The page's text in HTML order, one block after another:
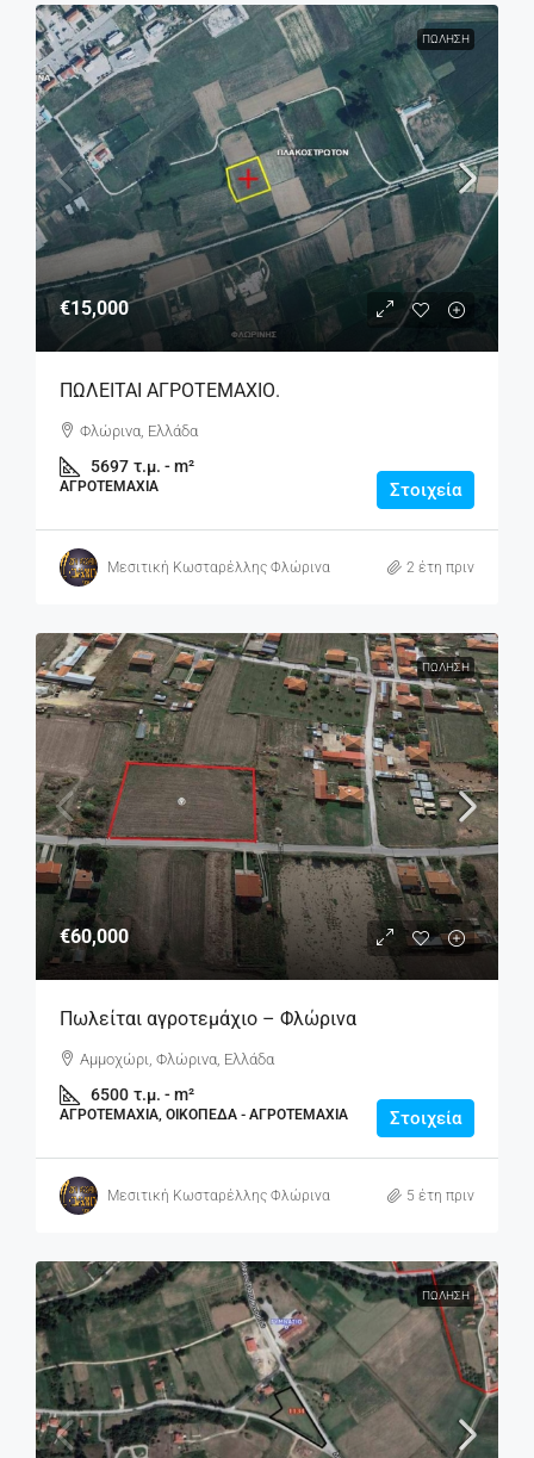
ΠΏΛΗΣΗ
€15,000
ΠΩΛΕΙΤΑΙ ΑΓΡΟΤΕΜΑΧΙΟ.
Φλώρινα, Ελλάδα
5697 τ.μ. - m²
ΑΓΡΟΤΕΜΆΧΙΑ Στοιχεία
Μεσιτική Κωσταρέλλης Φλώρινα 2 έτη πριν
ΠΏΛΗΣΗ
€60,000
Πωλείται αγροτεμάχιο – Φλώρινα
Αμμοχώρι, Φλώρινα, Ελλάδα
6500 τ.μ. - m²
ΑΓΡΟΤΕΜΆΧΙΑ, ΟΙΚΌΠΕΔΑ - ΑΓΡΟΤΕΜΆΧΙΑ Στοιχεία
Μεσιτική Κωσταρέλλης Φλώρινα 5 έτη πριν
ΠΏΛΗΣΗ